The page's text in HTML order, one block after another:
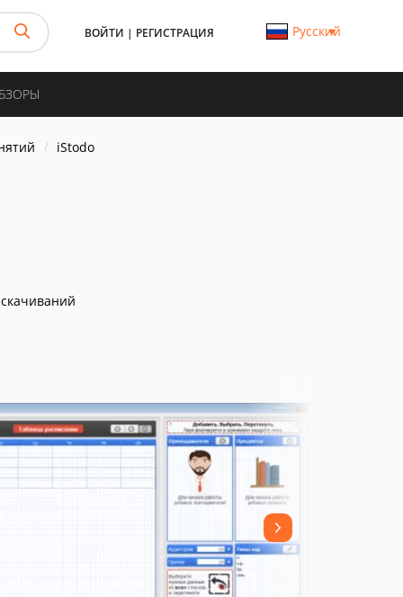
ВОЙТИ | РЕГИСТРАЦИЯ Русский
iStodo